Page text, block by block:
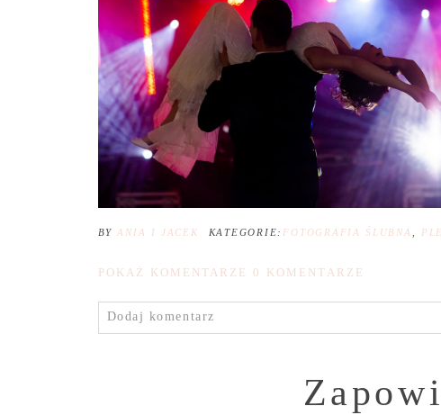
BY ANIA I JACEK KATEGORIE: FOTOGRAFIA ŚLUBNA
POKAŻ KOMENTARZE 0 KOMENTARZE
Dodaj komentarz